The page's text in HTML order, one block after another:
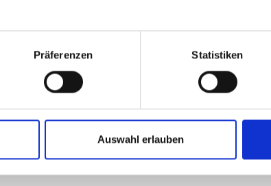
Präferenzen Statistiken
Auswahl erlauben